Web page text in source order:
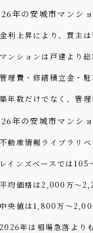
年の安城市マンシ
金利上昇により、買主
マンションは戸建より
管理費・修繕積立金・
築年数だけでなく、管
年の安城市マンシ
不動産情報ライブラリ
レインズベースでは105
平均価格は2,000万〜
中央値は1,800万〜
2026年は相場急落より